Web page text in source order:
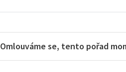
Omlouváme se, tento pořad